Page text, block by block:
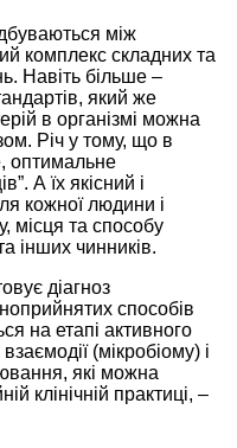
між
комплекс складних та
Навіть більше –
який же
в організмі можна
Річ у тому, що в
оптимальне
А їх якісний і
кожної людини і
місця та способу
інших чинників.
діагноз
способів
на етапі активного
(мікробіому) і
які можна
клінічній практиці, –